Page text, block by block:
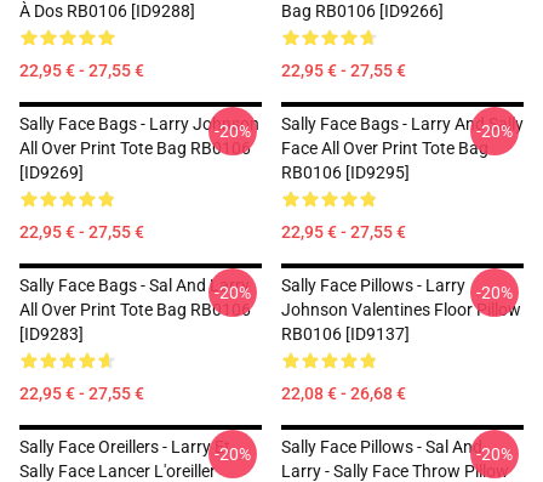
À Dos RB0106 [ID9288]
22,95 € - 27,55 €
Bag RB0106 [ID9266]
22,95 € - 27,55 €
Sally Face Bags - Larry Johnson
All Over Print Tote Bag RB0106
[ID9269]
22,95 € - 27,55 €
-20%
Sally Face Bags - Larry And Sally
Face All Over Print Tote Bag
RB0106 [ID9295]
22,95 € - 27,55 €
-20%
Sally Face Bags - Sal And Larry
All Over Print Tote Bag RB0106
[ID9283]
22,95 € - 27,55 €
-20%
Sally Face Pillows - Larry
Johnson Valentines Floor Pillow
RB0106 [ID9137]
22,08 € - 26,68 €
-20%
Sally Face Oreillers - Larry Et
Sally Face Lancer L'oreiller
-20%
Sally Face Pillows - Sal And
Larry - Sally Face Throw Pillow
-20%